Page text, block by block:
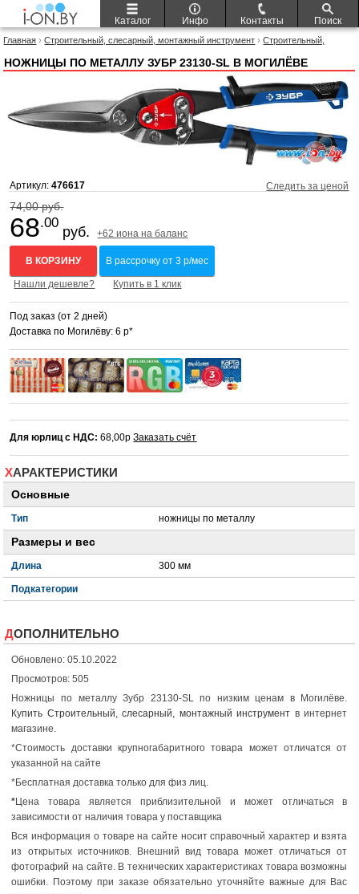
Каталог Инфо Контакты Поиск
Главная ›Строительный, слесарный, монтажный инструмент ›Строительный,
НОЖНИЦЫ ПО МЕТАЛЛУ ЗУБР 23130-SL В МОГИЛЁВЕ
Артикул:476617 Следить за ценой
74,00 руб.
68.00
руб. +62 иона на баланс
В КОРЗИНУ В рассрочку от 3 р/мес
Нашли дешевле? Купить в 1 клик
Под заказ (от 2 дней)
Доставка по Могилёву: 6 р*
Для юрлиц с НДС: 68,00рЗаказать счёт
ХАРАКТЕРИСТИКИ
Основные
Тип ножницы по металлу
Размеры и вес
Длина 300 мм
Подкатегории
ДОПОЛНИТЕЛЬНО
Обновлено: 05.10.2022
Просмотров: 505
Ножницы по металлу Зубр 23130-SL по низким ценам в Могилёве.
Купить Строительный, слесарный, монтажный инструмент в интернет
магазине.
*Стоимость доставки крупногабаритного товара может отличатся от
указанной на сайте
*Бесплатная доставка только для физ лиц.
*Цена товара является приблизительной и может отличаться в
зависимости от наличия товара у поставщика
Вся информация о товаре на сайте носит справочный характер и взята
из открытых источников. Внешний вид товара может отличаться от
фотографий на сайте. В технических характеристиках товара возможны
ошибки. Поэтому при заказе обязательно уточняйте важные для Вас